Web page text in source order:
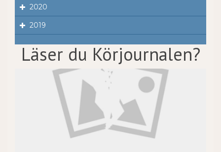
2020
2019
Läser du Körjournalen?